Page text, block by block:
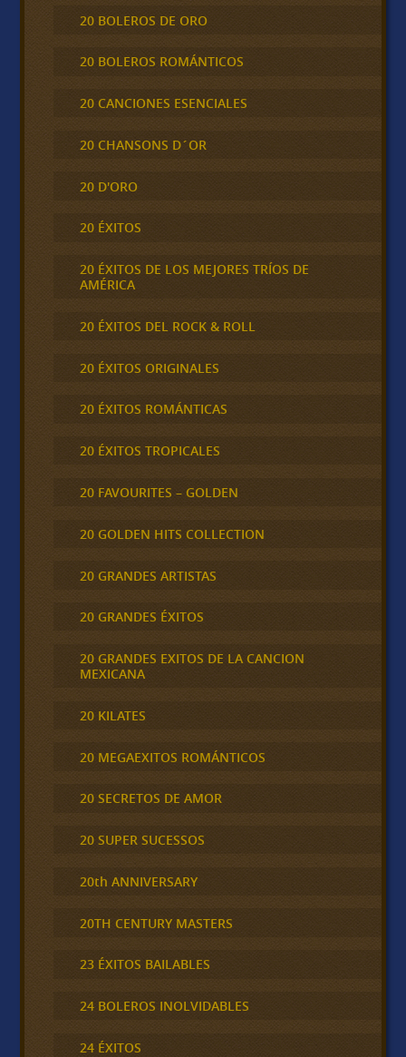
20 BOLEROS DE ORO
20 BOLEROS ROMÁNTICOS
20 CANCIONES ESENCIALES
20 CHANSONS D´OR
20 D'ORO
20 ÉXITOS
20 ÉXITOS DE LOS MEJORES TRÍOS DE
AMÉRICA
20 ÉXITOS DEL ROCK & ROLL
20 ÉXITOS ORIGINALES
20 ÉXITOS ROMÁNTICAS
20 ÉXITOS TROPICALES
20 FAVOURITES – GOLDEN
20 GOLDEN HITS COLLECTION
20 GRANDES ARTISTAS
20 GRANDES ÉXITOS
20 GRANDES EXITOS DE LA CANCION
MEXICANA
20 KILATES
20 MEGAEXITOS ROMÁNTICOS
20 SECRETOS DE AMOR
20 SUPER SUCESSOS
20th ANNIVERSARY
20TH CENTURY MASTERS
23 ÉXITOS BAILABLES
24 BOLEROS INOLVIDABLES
24 ÉXITOS